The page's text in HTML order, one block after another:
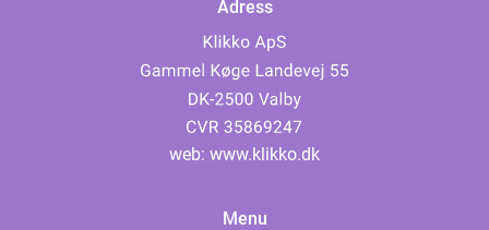
Adress
web: www.klikko.dk
Menu